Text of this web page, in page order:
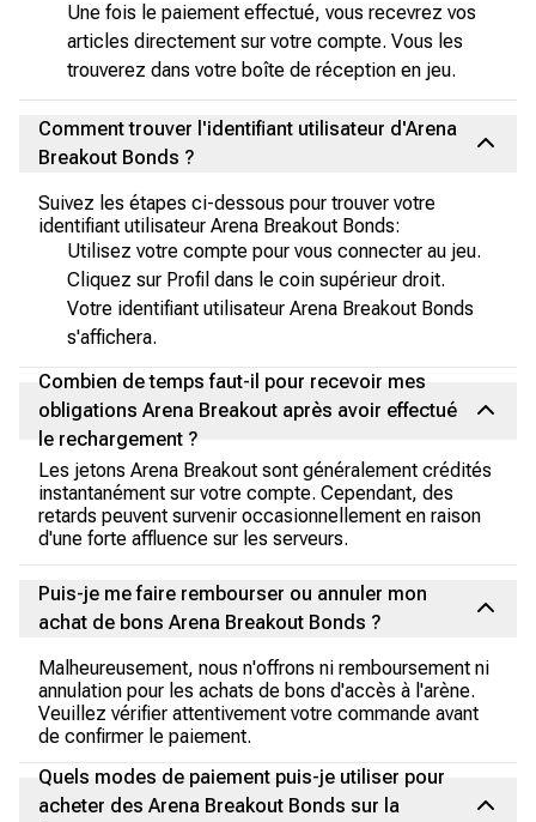
Une fois le paiement effectué, vous recevrez vos
articles directement sur votre compte. Vous les
trouverez dans votre boîte de réception en jeu.
Comment trouver l'identifiant utilisateur d'Arena
Breakout Bonds ?
Suivez les étapes ci-dessous pour trouver votre
identifiant utilisateur Arena Breakout Bonds:
Utilisez votre compte pour vous connecter au jeu.
Cliquez sur Profil dans le coin supérieur droit.
Votre identifiant utilisateur Arena Breakout Bonds
s'affichera.
Combien de temps faut-il pour recevoir mes
obligations Arena Breakout après avoir effectué
le rechargement ?
Les jetons Arena Breakout sont généralement crédités
instantanément sur votre compte. Cependant, des
retards peuvent survenir occasionnellement en raison
d'une forte affluence sur les serveurs.
Puis-je me faire rembourser ou annuler mon
achat de bons Arena Breakout Bonds ?
Malheureusement, nous n'offrons ni remboursement ni
annulation pour les achats de bons d'accès à l'arène.
Veuillez vérifier attentivement votre commande avant
de confirmer le paiement.
Quels modes de paiement puis-je utiliser pour
acheter des Arena Breakout Bonds sur la